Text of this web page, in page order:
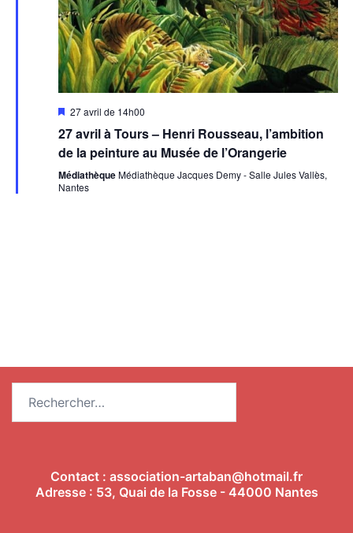
Mis
avant
27 avril de 14h00
27 avril à Tours – Henri Rousseau, l’ambition
de la peinture au Musée de l’Orangerie
MédiathèqueMédiathèque Jacques Demy - Salle Jules Vallès,
Nantes
Contact : association-artaban@hotmail.fr
Adresse : 53, Quai de la Fosse - 44000 Nantes